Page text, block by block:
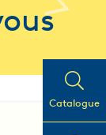
Catalogue